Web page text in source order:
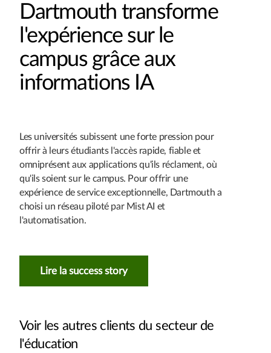
Dartmouth transforme
l'expérience sur le
campus grâce aux
informations IA
Les universités subissent une forte pression pour
offrir à leurs étudiants l'accès rapide, fiable et
omniprésent aux applications qu'ils réclament, où
qu'ils soient sur le campus. Pour offrir une
expérience de service exceptionnelle, Dartmouth a
choisi un réseau piloté par Mist AI et
l'automatisation.
Lire la success story
Voir les autres clients du secteur de
l'éducation